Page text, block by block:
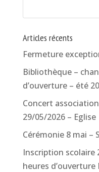
Articles récents
Fermeture
Bibliothèque –
d’ouverture – été
Concert
29/05/2026 – Eglise
Cérémonie 8 mai –
Inscription scolaire
heures